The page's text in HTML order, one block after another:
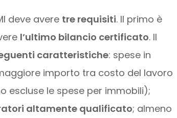
deve avere tre requisiti. Il primo è
l’ultimo bilancio certificato. Il
caratteristiche: spese in
importo tra costo del lavoro
escluse le spese per immobili);
altamente qualificato; almeno